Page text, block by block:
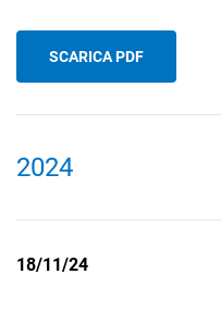
SCARICA PDF
2024
18/11/24